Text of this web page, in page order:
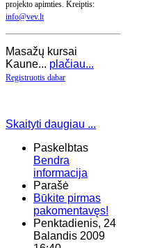
projekto apimties. Kreiptis:
info@vev.lt
Masažų kursai
Kaune... plačiau...
Registruotis dabar
Skaityti daugiau ...
Paskelbtas
Bendra
informacija
Parašė
Būkite pirmas
pakomentavęs!
Penktadienis, 24
Balandis 2009